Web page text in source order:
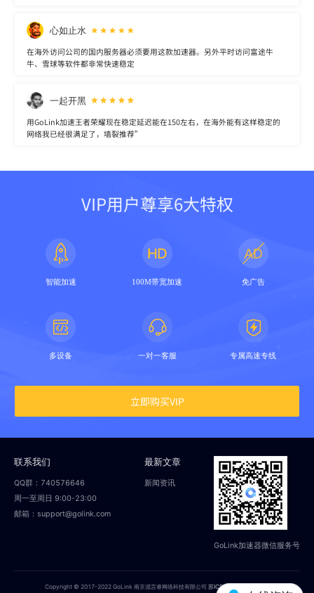
心如止水
在海外访问公司的国内服务器必须要用这款加速器。另外平时访问富途牛
牛、雪球等软件都非常快速稳定
一起开黑
用GoLink加速王者荣耀现在稳定延迟能在150左右，在海外能有这样稳定的
网络我已经很满足了，墙裂推荐”
VIP用户尊享6大特权
智能加速 100M带宽加速 免广告
多设备 一对一客服 专属高速专线
立即购买VIP
联系我们
QQ群：740576646
周一至周日 9:00-23:00
邮箱：support@golink.com
最新文章
新闻资讯
GoLink加速器微信服务号
Copyright © 2017-2022 GoLink 南京偲言睿网络科技有限公司苏ICP备18014251号-2